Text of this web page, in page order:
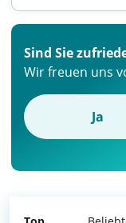
Sind Sie
Wir freuen uns
Ja